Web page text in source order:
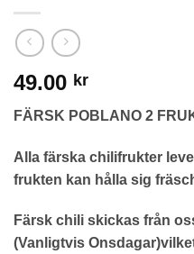
49.00 kr
FÄRSK POBLANO 2
Alla färska chilifrukter
frukten kan hålla sig
Färsk chili skickas från
(Vanligtvis